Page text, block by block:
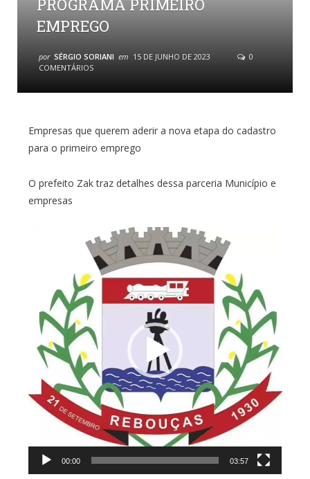
PROGRAMA PRIMEIRO
EMPREGO
por SÉRGIO SORIANI em 15 DE JUNHO DE 2023
0
COMENTÁRIOS
Empresas que querem aderir a nova etapa do cadastro
para o primeiro emprego
O prefeito Zak traz detalhes dessa parceria Município e
empresas
00:00 03:57